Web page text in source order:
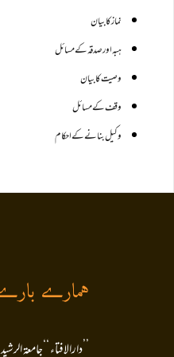
نماز کا بیان
ہبہ اور صدقہ کے مسائل
وصیت کا بیان
وقف کے مسائل
وکیل بنانے کے احکام
ہمارے
’’دارالافتاء